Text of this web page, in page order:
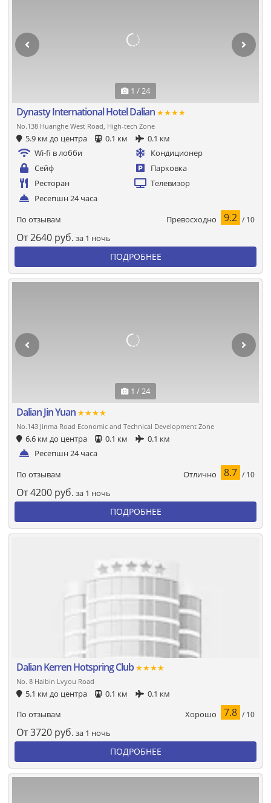
1 / 24
Dynasty International Hotel Dalian ★★★★
No.138 Huanghe West Road, High-tech Zone
5.9 км до центра 0.1 км
0.1 км
Wi-fi в лобби
Кондиционер
Сейф
Парковка
Ресторан
Телевизор
Ресепшн 24 часа
По отзывам Превосходно 9.2 / 10
От2640 руб. за 1 ночь
ПОДРОБНЕЕ
1 / 24
Dalian Jin Yuan ★★★★
No.143 Jinma Road Economic and Technical Development Zone
6.6 км до центра 0.1 км
0.1 км
Ресепшн 24 часа
По отзывам Отлично 8.7 / 10
От4200 руб. за 1 ночь
ПОДРОБНЕЕ
Dalian Kerren Hotspring Club ★★★★
No. 8 Haibin Lvyou Road
5.1 км до центра 0.1 км
0.1 км
По отзывам
Хорошо 7.8 / 10
От3720 руб. за 1 ночь
ПОДРОБНЕЕ